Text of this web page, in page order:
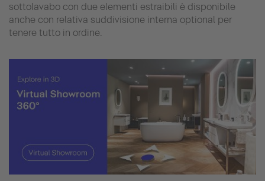
sottolavabo con due elementi estraibili è disponibile
anche con relativa suddivisione interna optional per
tenere tutto in ordine.